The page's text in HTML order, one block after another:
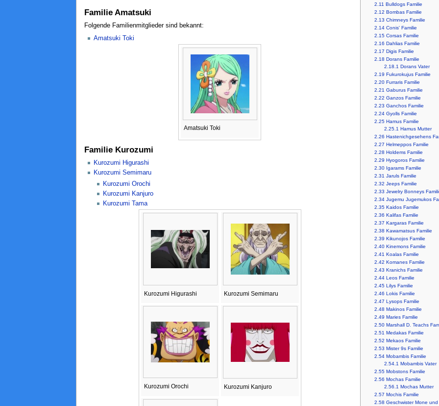
2.11 Bulldogs Familie
2.12 Bombas Familie
2.13 Chimneys Familie
2.14 Conis' Familie
2.15 Corsas Familie
2.16 Dahlias Familie
2.17 Digis Familie
2.18 Dorans Familie
2.18.1 Dorans Vater
2.19 Fukurokujus Familie
2.20 Furraris Familie
2.21 Gaburus Familie
2.22 Ganzos Familie
2.23 Ganchos Familie
2.24 Gyolls Familie
2.25 Hamus Familie
2.25.1 Hamus Mutter
2.26 Hastenichgesehens
2.27 Helmeppos Familie
2.28 Holdems Familie
2.29 Hyogoros Familie
2.30 Igarams Familie
2.31 Jaruls Familie
2.32 Jeeps Familie
2.33 Jewelry Bonneys
2.34 Jugemu Jugemukos
2.35 Kaidos Familie
2.36 Kalifas Familie
2.37 Kargaras Familie
2.38 Kawamatsus Familie
2.39 Kikunojos Familie
2.40 Kinemons Familie
2.41 Koalas Familie
2.42 Komanes Familie
2.43 Kranichs Familie
2.44 Leos Familie
2.45 Lilys Familie
2.46 Lokis Familie
2.47 Lysops Familie
2.48 Makinos Familie
2.49 Maries Familie
2.50 Marshall D. Teachs
2.51 Medakas Familie
2.52 Mekaos Familie
2.53 Mister 9s Familie
2.54 Mobambis Familie
2.54.1 Mobambis Vater
2.55 Mobstons Familie
2.56 Mochas Familie
2.56.1 Mochas Mutter
2.57 Mochis Familie
2.58 Geschwister Mone
Familie Amatsuki
Folgende Familienmitglieder sind bekannt:
Amatsuki Toki
Amatsuki Toki
Familie Kurozumi
Kurozumi Higurashi
Kurozumi Semimaru
Kurozumi Orochi
Kurozumi Kanjuro
Kurozumi Tama
Kurozumi Higurashi Kurozumi Semimaru
Kurozumi Orochi Kurozumi Kanjuro